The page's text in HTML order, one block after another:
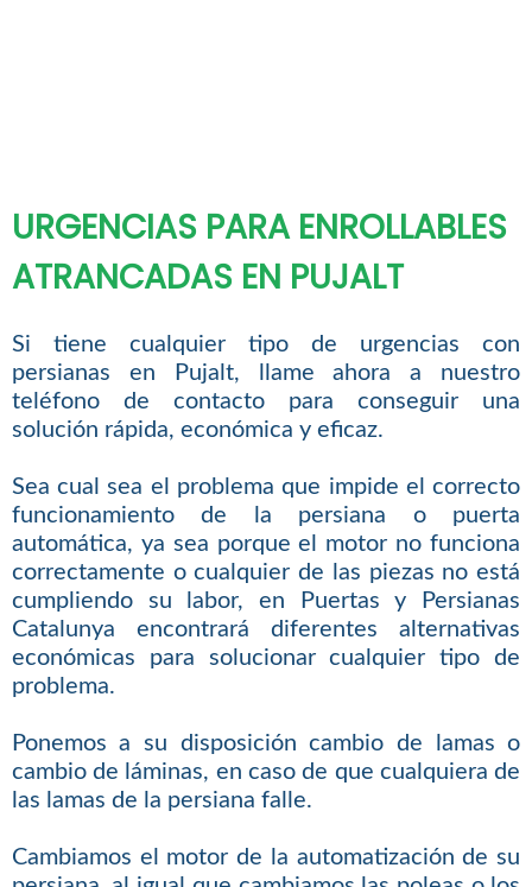
URGENCIAS PARA ENROLLABLES
ATRANCADAS EN PUJALT
Si tiene cualquier tipo de urgencias con
persianas en Pujalt, llame ahora a nuestro
teléfono de contacto para conseguir una
solución rápida, económica y eficaz.
Sea cual sea el problema que impide el correcto
funcionamiento de la persiana o puerta
automática, ya sea porque el motor no funciona
correctamente o cualquier de las piezas no está
cumpliendo su labor, en Puertas y Persianas
Catalunya encontrará diferentes alternativas
económicas para solucionar cualquier tipo de
problema.
Ponemos a su disposición cambio de lamas o
cambio de láminas, en caso de que cualquiera de
las lamas de la persiana falle.
Cambiamos el motor de la automatización de su